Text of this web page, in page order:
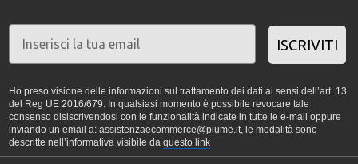
ISCRIVITI
Ho preso visione delle informazioni sul trattamento dei dati ai sensi dell’art. 13
del Reg UE 2016/679. In qualsiasi momento è possibile revocare tale
consenso disiscrivendosi con le funzionalità indicate in tutte le e-mail oppure
inviando un email a: assistenzaecommerce@piume.it, le modalità sono
descritte nell’informativa visibile da questo link